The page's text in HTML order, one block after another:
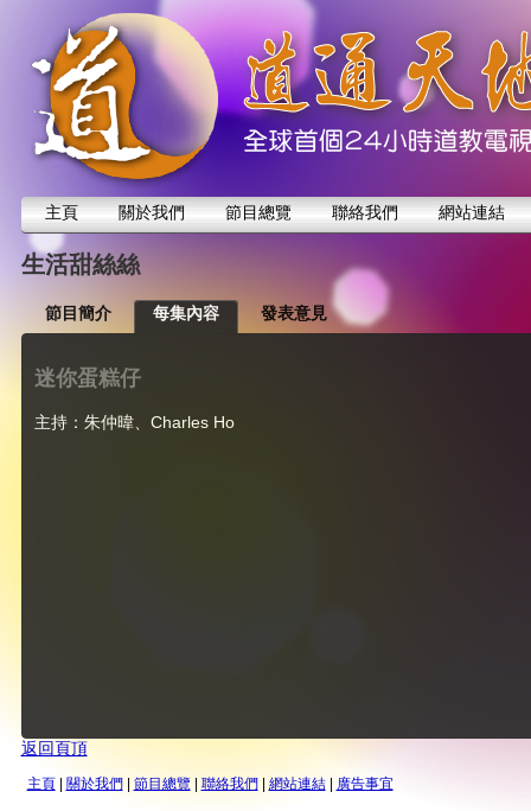
主頁 關於我們 節目總覽 聯絡我們 網站連結
生活甜絲絲
節目簡介 每集內容 發表意見
迷你蛋糕仔
主持：朱仲暐、Charles Ho
返回頁頂
主頁| 關於我們| 節目總覽| 聯絡我們| 網站連結| 廣告事宜